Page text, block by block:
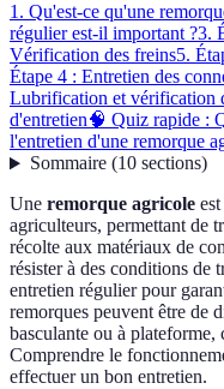
1. Qu'est-ce qu'une
régulier est-il important ?3.
Vérification des freins5.
Étape 4 : Entretien des
Lubrification et vérification
d'entretien🧠 Quiz rapide :
l'entretien d'une remorque
Sommaire(10 sections)
Une remorque agricole
agriculteurs, permettant de
récolte aux matériaux de
résister à des conditions de
entretien régulier pour
remorques peuvent être de
basculante ou à plateforme,
Comprendre le
effectuer un bon entretien.